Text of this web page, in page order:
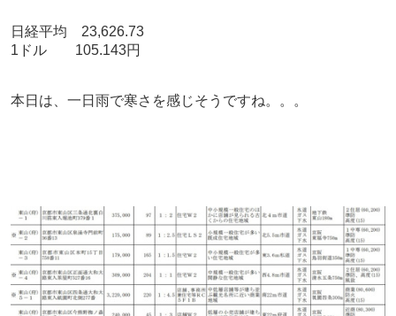
日経平均 23,626.73
1ドル 105.143円
本日は、一日雨で寒さを感じそうですね。。。